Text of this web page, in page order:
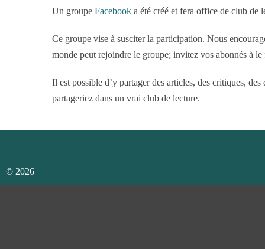
Un groupe Facebook a été créé et fera office de club
Ce groupe vise à susciter la participation. Nous
monde peut rejoindre le groupe; invitez vos abonnés à le
Il est possible d’y partager des articles, des critiques,
partageriez dans un vrai club de lecture.
© 2026